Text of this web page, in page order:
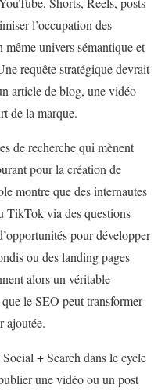
l’occupation des
univers sémantique et
requête stratégique devrait
article de blog, une vidéo
de la marque.
de recherche qui mènent
pour la création de
montre que des internautes
TikTok via des questions
pour développer
ou des landing pages
alors un véritable
le SEO peut transformer
ajoutée.
+ Search dans le cycle
une vidéo ou un post